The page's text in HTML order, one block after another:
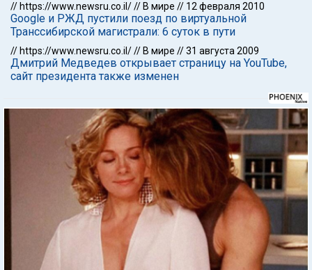
// https://www.newsru.co.il/// В мире // 12 февраля 2010
Google и РЖД пустили поезд по виртуальной
Транссибирской магистрали: 6 суток в пути
// https://www.newsru.co.il/// В мире //31 августа 2009
Дмитрий Медведев открывает страницу на YouTube,
сайт президента также изменен